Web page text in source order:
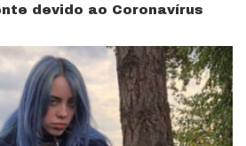
devido ao Coronavírus